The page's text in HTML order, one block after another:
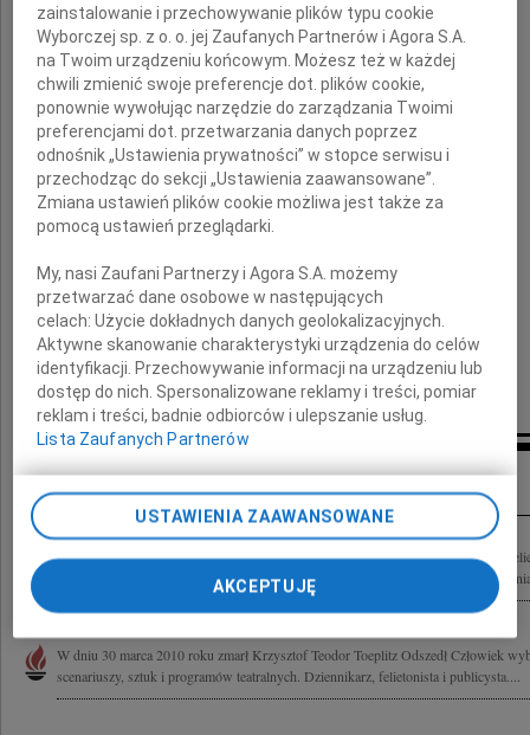
w Zespołach Filmowych "Kadr" i "Iluzjon"
Rodzinie Zmarłego
składam
wyrazy głębokiego współczucia
Bogdan Zdrojewski
Minister Kultury i Dziedzictwa Narodowego
Inne kondolencje
Z nieopisanym smutkiem zawiadamiamy o śmierci Krzysztofa Teodora Toeplitza
filmowego, wykładowcy. Uroczystość pogrzebowa odbędzie się w piątek, 9
W dniu 30 marca 2010 roku zmarł Krzysztof Teodor Toeplitz Odszedł Człowiek
scenariuszy, sztuk i programów teatralnych. Dziennikarz, felietonista i publicysta....
zainstalowanie i przechowywanie plików typu cookie
Wyborczej sp. z o. o. jej Zaufanych Partnerów i Agora S.A.
na Twoim urządzeniu końcowym. Możesz też w każdej
chwili zmienić swoje preferencje dot. plików cookie,
ponownie wywołując narzędzie do zarządzania Twoimi
preferencjami dot. przetwarzania danych poprzez
odnośnik „Ustawienia prywatności” w stopce serwisu i
przechodząc do sekcji „Ustawienia zaawansowane”.
Zmiana ustawień plików cookie możliwa jest także za
pomocą ustawień przeglądarki.
My, nasi Zaufani Partnerzy i Agora S.A. możemy
przetwarzać dane osobowe w następujących
celach:Użycie dokładnych danych geolokalizacyjnych.
Aktywne skanowanie charakterystyki urządzenia do celów
identyfikacji. Przechowywanie informacji na urządzeniu lub
dostęp do nich. Spersonalizowane reklamy i treści, pomiar
reklam i treści, badnie odbiorców i ulepszanie usług.
Lista Zaufanych Partnerów
USTAWIENIA ZAAWANSOWANE
AKCEPTUJĘ